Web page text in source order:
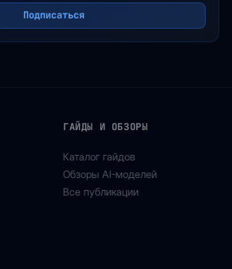
Подписаться
ГАЙДЫ И ОБЗОРЫ
Каталог гайдов
Обзоры AI-моделей
Все публикации